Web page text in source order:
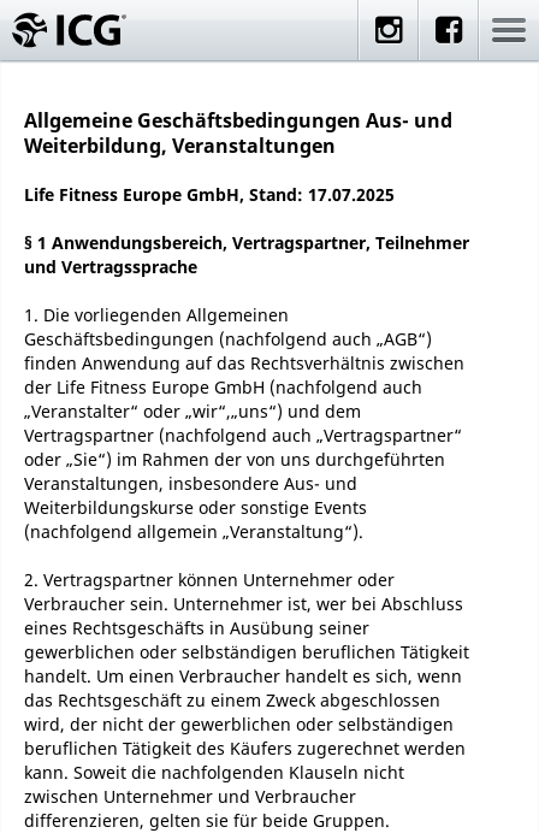
Allgemeine Geschäftsbedingungen Aus- und
Weiterbildung, Veranstaltungen
Life Fitness Europe GmbH, Stand: 17.07.2025
§ 1 Anwendungsbereich, Vertragspartner, Teilnehmer
und Vertragssprache
1. Die vorliegenden Allgemeinen
Geschäftsbedingungen (nachfolgend auch „AGB“)
finden Anwendung auf das Rechtsverhältnis zwischen
der Life Fitness Europe GmbH (nachfolgend auch
„Veranstalter“ oder „wir“,„uns“) und dem
Vertragspartner (nachfolgend auch „Vertragspartner“
oder „Sie“) im Rahmen der von uns durchgeführten
Veranstaltungen, insbesondere Aus- und
Weiterbildungskurse oder sonstige Events
(nachfolgend allgemein „Veranstaltung“).
2. Vertragspartner können Unternehmer oder
Verbraucher sein. Unternehmer ist, wer bei Abschluss
eines Rechtsgeschäfts in Ausübung seiner
gewerblichen oder selbständigen beruflichen Tätigkeit
handelt. Um einen Verbraucher handelt es sich, wenn
das Rechtsgeschäft zu einem Zweck abgeschlossen
wird, der nicht der gewerblichen oder selbständigen
beruflichen Tätigkeit des Käufers zugerechnet werden
kann. Soweit die nachfolgenden Klauseln nicht
zwischen Unternehmer und Verbraucher
differenzieren, gelten sie für beide Gruppen.